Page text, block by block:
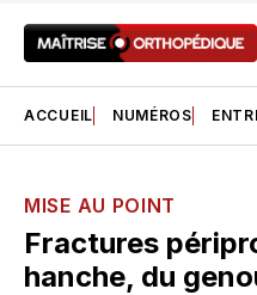
ACCUEIL NUMÉROS
MISE AU POINT
Fractures
hanche, du